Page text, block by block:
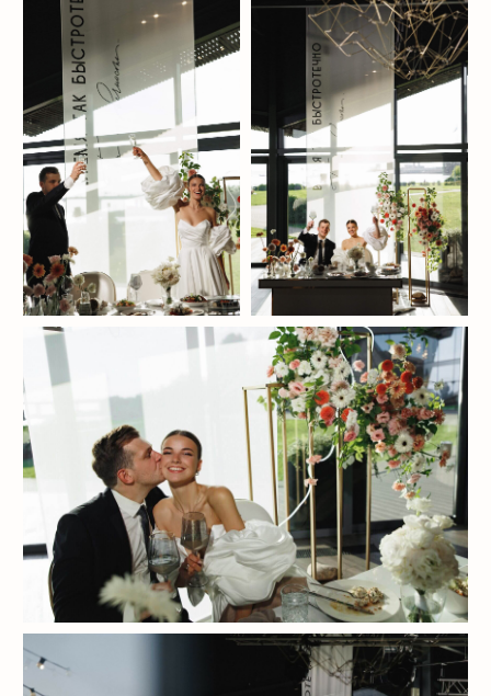
Оставьте заявку
на обратный звонок
И получите в подарок
«Пошаговый план подготовки
к вашему празднику»